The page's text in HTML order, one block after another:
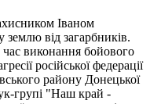
Іваном
від загарбників.
виконання бойового
російської федерації
району Донецької
групі "Наш край -